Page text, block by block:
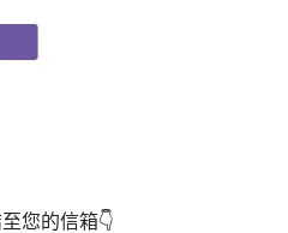
您的信箱👇